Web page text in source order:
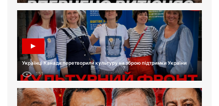
Українці Канади перетворили культуру на зброю підтримки України
151